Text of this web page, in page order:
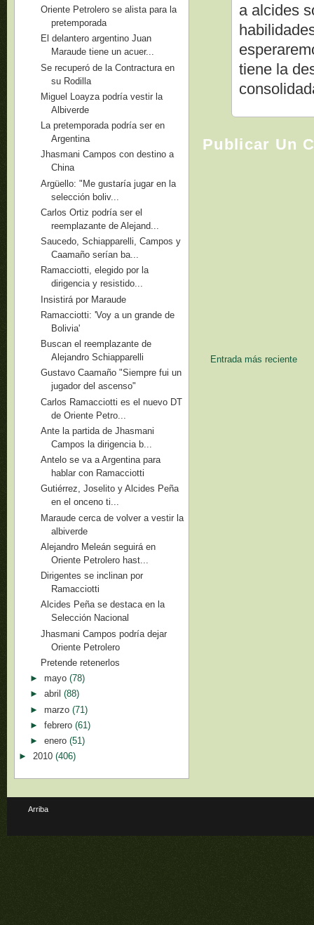
a alcides
tiene la
Publicar Un
Entrada más reciente
Oriente Petrolero se alista para la
pretemporada
El delantero argentino Juan
Maraude tiene un acuer...
Se recuperó de la Contractura en
su Rodilla
Miguel Loayza podría vestir la
Albiverde
La pretemporada podría ser en
Argentina
Jhasmani Campos con destino a
China
Argüello: "Me gustaría jugar en la
selección boliv...
Carlos Ortiz podría ser el
reemplazante de Alejand...
Saucedo, Schiapparelli, Campos y
Caamaño serían ba...
Ramacciotti, elegido por la
dirigencia y resistido...
Insistirá por Maraude
Ramacciotti: 'Voy a un grande de
Bolivia'
Buscan el reemplazante de
Alejandro Schiapparelli
Gustavo Caamaño "Siempre fui un
jugador del ascenso"
Carlos Ramacciotti es el nuevo DT
de Oriente Petro...
Ante la partida de Jhasmani
Campos la dirigencia b...
Antelo se va a Argentina para
hablar con Ramacciotti
Gutiérrez, Joselito y Alcides Peña
en el onceno ti...
Maraude cerca de volver a vestir la
albiverde
Alejandro Meleán seguirá en
Oriente Petrolero hast...
Dirigentes se inclinan por
Ramacciotti
Alcides Peña se destaca en la
Selección Nacional
Jhasmani Campos podría dejar
Oriente Petrolero
Pretende retenerlos
► mayo (78)
► abril (88)
► marzo (71)
► febrero (61)
► enero (51)
► 2010 (406)
Arriba